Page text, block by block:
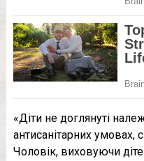
«Діти не доглянуті
антисанітарних умовах,
Чоловік, виховуючи